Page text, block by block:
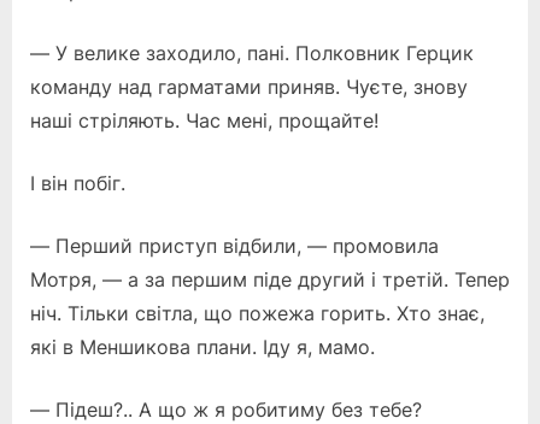
— У велике заходило, пані. Полковник Герцик
команду над гарматами приняв. Чуєте, знову
наші стріляють. Час мені, прощайте!
І він побіг.
— Перший приступ відбили, — промовила
Мотря, — а за першим піде другий і третій. Тепер
ніч. Тільки світла, що пожежа горить. Хто знає,
які в Меншикова плани. Іду я, мамо.
— Підеш?.. А що ж я робитиму без тебе?